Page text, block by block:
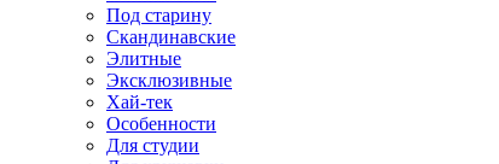
Под старину
Скандинавские
Элитные
Эксклюзивные
Хай-тек
Особенности
Для студии